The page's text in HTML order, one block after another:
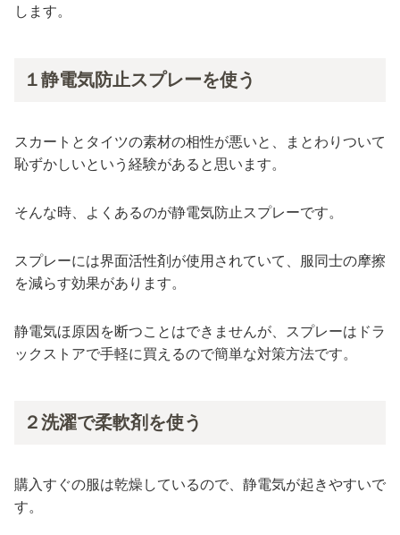
します。
１静電気防止スプレーを使う
スカートとタイツの素材の相性が悪いと、まとわりついて
恥ずかしいという経験があると思います。
そんな時、よくあるのが静電気防止スプレーです。
スプレーには界面活性剤が使用されていて、服同士の摩擦
を減らす効果があります。
静電気ほ原因を断つことはできませんが、スプレーはドラ
ックストアで手軽に買えるので簡単な対策方法です。
２洗濯で柔軟剤を使う
購入すぐの服は乾燥しているので、静電気が起きやすいで
す。